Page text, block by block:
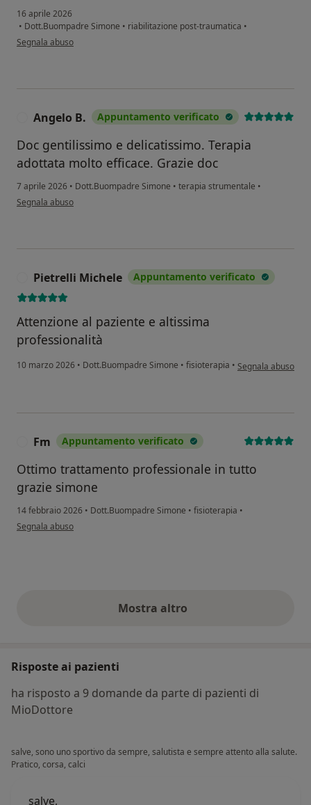
16 aprile 2026
• Dott.Buompadre Simone • riabilitazione post-traumatica •
secondo l'opinione dell'utente Fastellini Manuele
Segnala abuso
Angelo B. Appuntamento verificato
Doc gentilissimo e delicatissimo. Terapia
adottata molto efficace. Grazie doc
7 aprile 2026 • Dott.Buompadre Simone • terapia strumentale •
secondo l'opinione dell'utente Angelo B.
Segnala abuso
Pietrelli Michele Appuntamento verificato
Attenzione al paziente e altissima
professionalità
10 marzo 2026 • Dott.Buompadre Simone • fisioterapia • secondo
Segnala abuso
Fm Appuntamento verificato
Ottimo trattamento professionale in tutto
grazie simone
14 febbraio 2026 • Dott.Buompadre Simone • fisioterapia •
secondo l'opinione dell'utente Fm
Segnala abuso
Mostra altroopinioni di cui sopra
Risposte ai pazienti
ha risposto a 9 domande da parte di pazienti di
MioDottore
salve, sono uno sportivo da sempre, salutista e sempre attento alla salute.
Pratico, corsa, calci
salve,